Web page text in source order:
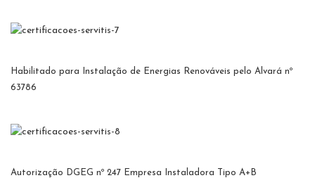
Habilitado para Instalação de Energias Renováveis pelo Alvará nº
63786
Autorização DGEG nº 247 Empresa Instaladora Tipo A+B